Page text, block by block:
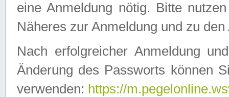
eine Anmeldung nötig. Bitte
Näheres zur Anmeldung und zu
Nach erfolgreicher Anmeldung
Änderung des Passworts können
verwenden: https://